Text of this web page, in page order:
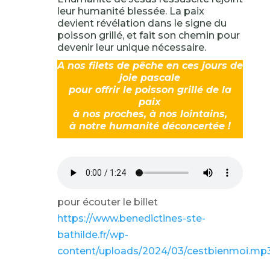
leur humanité blessée. La paix
devient révélation dans le signe du
poisson grillé, et fait son chemin pour
devenir leur unique nécessaire.
A nos filets de pêche en ces jours de
joie pascale
pour offrir le poisson grillé de la
paix
à nos proches, à nos lointains,
à notre humanité déconcertée !
pour écouter le billet
https://www.benedictines-ste-
bathilde.fr/wp-
content/uploads/2024/03/